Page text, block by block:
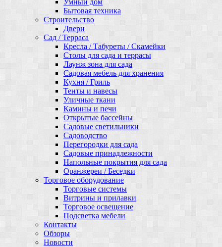
Бытовая техника
Строительство
Двери
Сад / Терраса
Кресла / Табуреты / Скамейки
Столы для сада и террасы
Лаунж зона для сада
Садовая мебель для хранения
Кухня / Гриль
Тенты и навесы
Уличные ткани
Камины и печи
Открытые бассейны
Садовые светильники
Садоводство
Перегородки для сада
Садовые принадлежности
Напольные покрытия для сада
Оранжереи / Беседки
Торговое оборудование
Торговые системы
Витрины и прилавки
Торговое освещение
Подсветка мебели
Контакты
Обзоры
Новости